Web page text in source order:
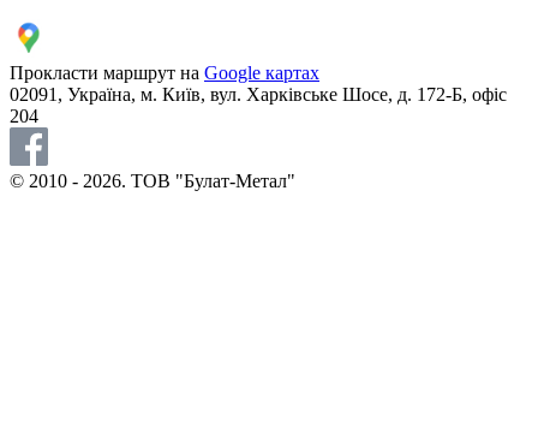
Прокласти маршрут на Google картах
02091, Україна, м. Київ, вул. Харківське Шосе, д. 172-Б, офіс
204
© 2010 - 2026. ТОВ "Булат-Метал"